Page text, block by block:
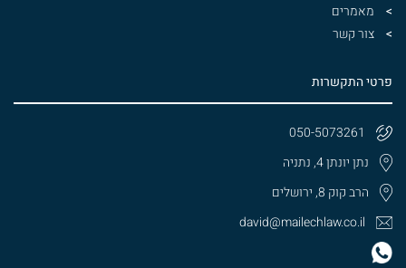
מאמרים
צור קשר
פרטי התקשרות
050-5073261
נתן יונתן 4, נתניה
הרב קוק 8, ירושלים
david@mailechlaw.co.il